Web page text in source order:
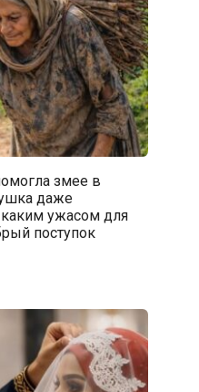
змее в
даже
каким ужасом для
поступок